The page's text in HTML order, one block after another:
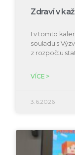
Zdraví v
I v tomto
souladu s
z rozpočtu
VÍCE >
3.6.2026